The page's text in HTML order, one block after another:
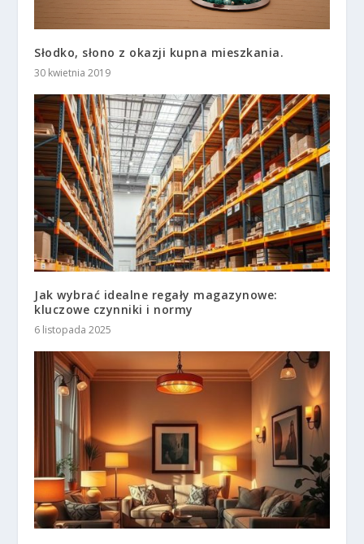
Słodko, słono z okazji kupna mieszkania.
30 kwietnia 2019
Jak wybrać idealne regały magazynowe:
kluczowe czynniki i normy
6 listopada 2025